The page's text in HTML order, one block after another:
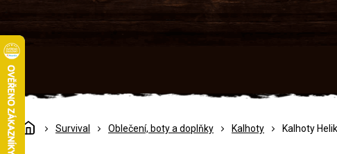
DomůSurvival Oblečení, boty a doplňky Kalhoty Kalhoty